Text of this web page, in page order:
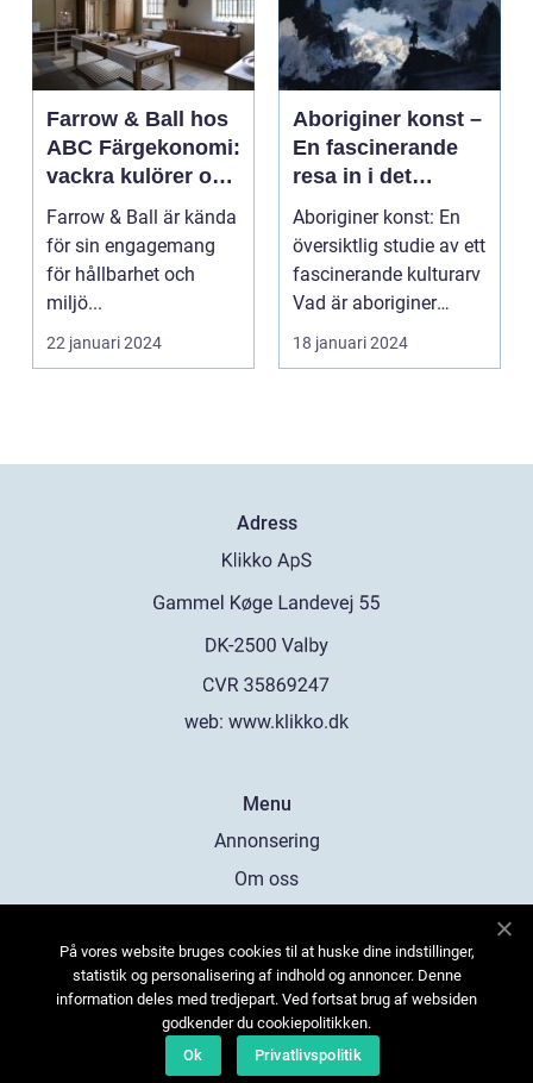
Farrow & Ball hos
ABC Färgekonomi:
vackra kulörer och
miljömedvetenhet
Farrow & Ball är kända
för sin engagemang
för hållbarhet och
miljö...
22 januari 2024
Aboriginer konst –
En fascinerande
resa in i det
australiska
aboriginska
kulturarvet
Aboriginer konst: En
översiktlig studie av ett
fascinerande kulturarv
Vad är aboriginer
konst och ...
18 januari 2024
Adress
web: www.klikko.dk
Menu
Annonsering
Om oss
Kontakta oss
Sitemap
På vores website bruges cookies til at huske dine indstillinger,
statistik og personalisering af indhold og annoncer. Denne
information deles med tredjepart. Ved fortsat brug af websiden
godkender du cookiepolitikken.
Ok
Privatlivspolitik